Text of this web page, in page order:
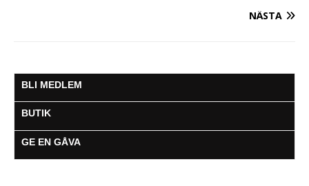
NÄSTA
BLI MEDLEM
BUTIK
GE EN GÅVA